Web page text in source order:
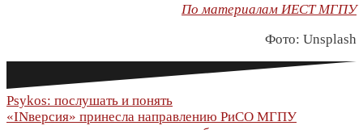
По материалам ИЕСТ МГПУ
Фото: Unsplash
Навигация
Psykos: послушать и понять
«INверсия» принесла направлению РиСО МГПУ